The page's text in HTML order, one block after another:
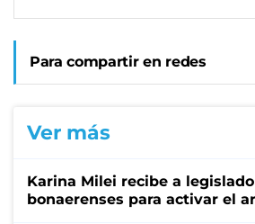
Para compartir en redes
Ver más
Karina Milei recibe a
bonaerenses para activar el